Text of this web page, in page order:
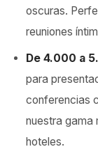
oscuras.
reuniones
De 4.000 a
para
conferencias
nuestra gama
hoteles.